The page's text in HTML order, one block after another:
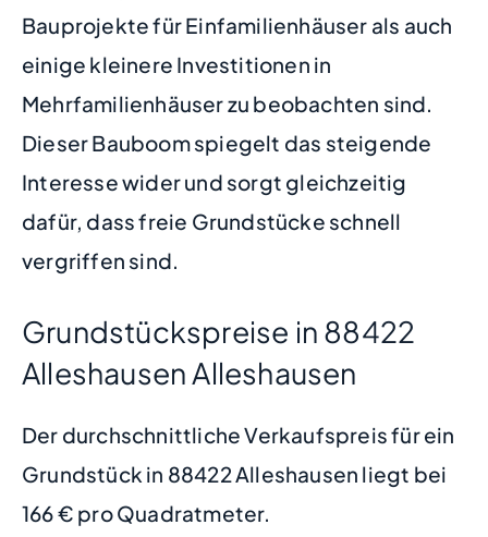
Bauprojekte für Einfamilienhäuser als auch
einige kleinere Investitionen in
Mehrfamilienhäuser zu beobachten sind.
Dieser Bauboom spiegelt das steigende
Interesse wider und sorgt gleichzeitig
dafür, dass freie Grundstücke schnell
vergriffen sind.
Grundstückspreise in 88422
Alleshausen Alleshausen
Der durchschnittliche Verkaufspreis für ein
Grundstück in 88422 Alleshausen liegt bei
166 € pro Quadratmeter.